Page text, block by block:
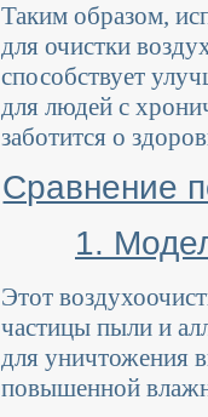
Таким образом,
для очистки
способствует
для людей с
заботится о
Сравнение
1.
Этот
частицы пыли и
для уничтожения
повышенной